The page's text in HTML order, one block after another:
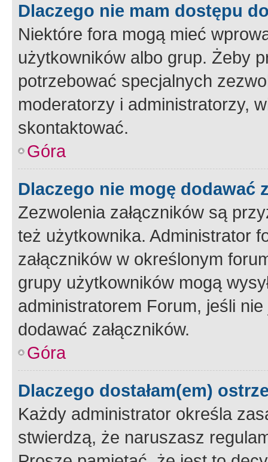
Dlaczego nie mam dostępu
Niektóre fora mogą mieć
użytkowników albo grup. Żeby
potrzebować specjalnych
moderatorzy i administratorzy,
skontaktować.
Góra
Dlaczego nie mogę dodawać
Zezwolenia załączników są
też użytkownika. Administrator
załączników w określonym
grupy użytkowników mogą
administratorem Forum, jeśli
dodawać załączników.
Góra
Dlaczego dostałam(em)
Każdy administrator określa
stwierdzą, że naruszasz